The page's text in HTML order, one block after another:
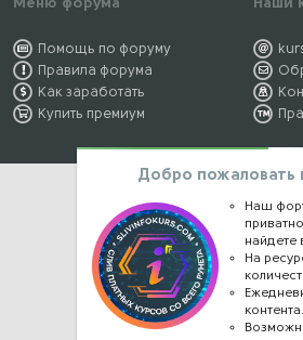
Меню форума
Помощь по форуму
Правила форума
Как заработать
Купить премиум
Наши
Добро пожаловать
Наш
найдете
На
контента.